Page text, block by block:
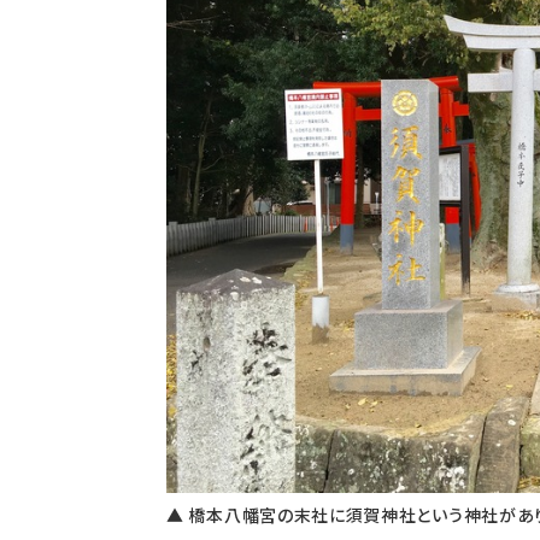
▲ 橋本八幡宮の末社に須賀神社という神社があ